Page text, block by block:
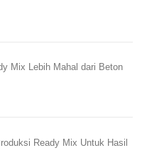
Mix Lebih Mahal dari Beton
Ready Mix Untuk Hasil